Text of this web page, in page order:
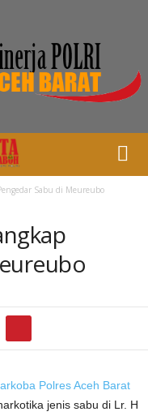
Sabu di Meureubo
Polres Aceh Barat
jenis sabu di Lr. H